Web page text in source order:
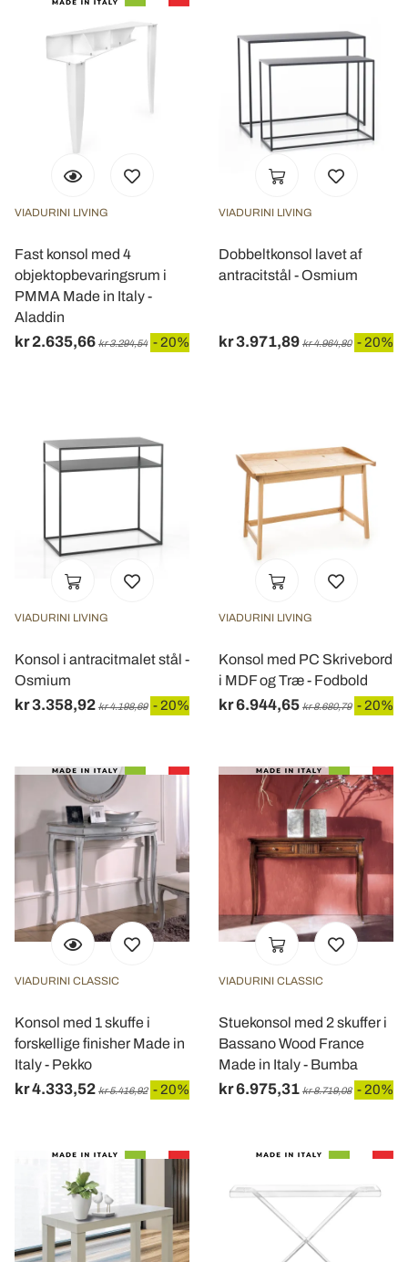
VIADURINI LIVING
Fast konsol med 4
objektopbevaringsrum i
PMMA Made in Italy -
Aladdin
kr 2.635,66 kr 3.294,54 - 20%
VIADURINI LIVING
Dobbeltkonsol lavet af
antracitstål - Osmium
kr 3.971,89 kr 4.964,80 - 20%
VIADURINI LIVING
Konsol i antracitmalet stål -
Osmium
kr 3.358,92 kr 4.198,69 - 20%
VIADURINI LIVING
Konsol med PC Skrivebord
i MDF og Træ - Fodbold
kr 6.944,65 kr 8.680,79 - 20%
VIADURINI CLASSIC
Konsol med 1 skuffe i
forskellige finisher Made in
Italy - Pekko
kr 4.333,52 kr 5.416,92 - 20%
VIADURINI CLASSIC
Stuekonsol med 2 skuffer i
Bassano Wood France
Made in Italy - Bumba
kr 6.975,31 kr 8.719,08 - 20%